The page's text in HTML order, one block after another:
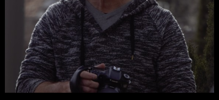
קרא עוד